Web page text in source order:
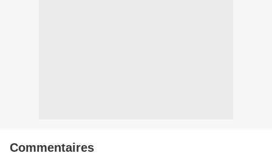
Commentaires